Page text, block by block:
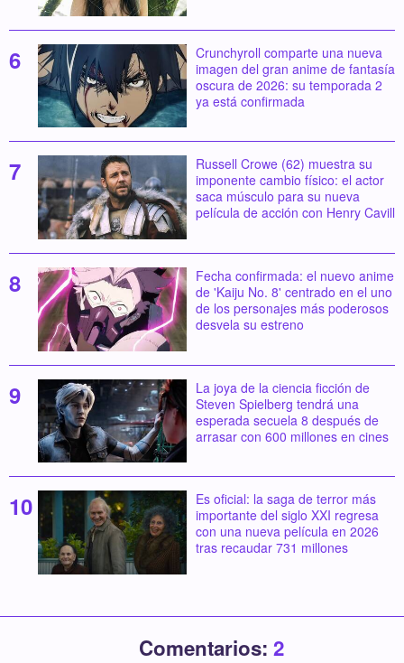
Crunchyroll comparte una nueva
imagen del gran anime de fantasía
oscura de 2026: su temporada 2
ya está confirmada
Russell Crowe (62) muestra su
imponente cambio físico: el actor
saca músculo para su nueva
película de acción con Henry Cavill
Fecha confirmada: el nuevo anime
de 'Kaiju No. 8' centrado en el uno
de los personajes más poderosos
desvela su estreno
La joya de la ciencia ficción de
Steven Spielberg tendrá una
esperada secuela 8 después de
arrasar con 600 millones en cines
Es oficial: la saga de terror más
importante del siglo XXI regresa
con una nueva película en 2026
tras recaudar 731 millones
Comentarios: 2